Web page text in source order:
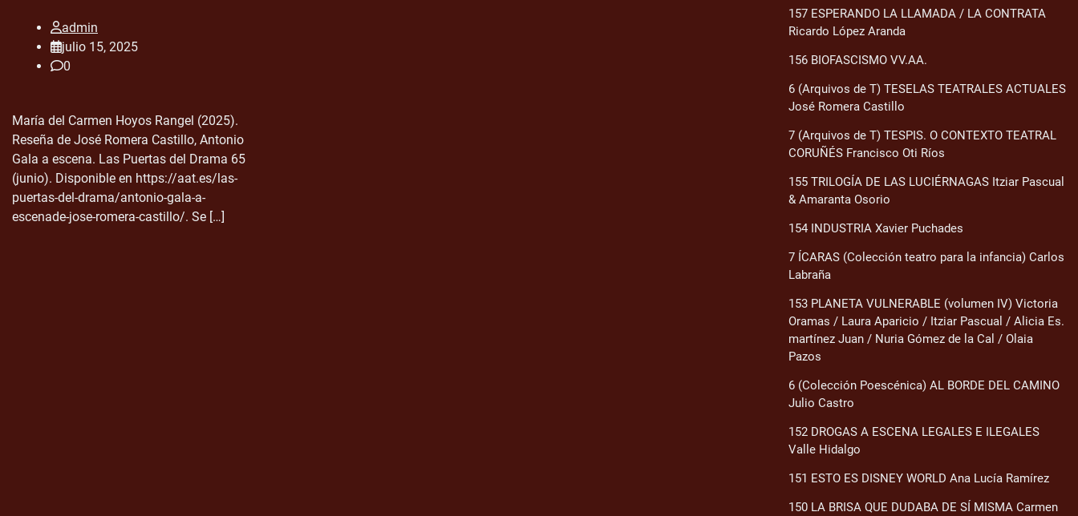
admin
julio 15, 2025
0
María del Carmen Hoyos Rangel (2025).
Reseña de José Romera Castillo, Antonio
Gala a escena. Las Puertas del Drama 65
(junio). Disponible en https://aat.es/las-
puertas-del-drama/antonio-gala-a-
escenade-jose-romera-castillo/. Se […]
157 ESPERANDO LA LLAMADA / LA CONTRATA
Ricardo López Aranda
156 BIOFASCISMO VV.AA.
6 (Arquivos de T) TESELAS TEATRALES ACTUALES
José Romera Castillo
7 (Arquivos de T) TESPIS. O CONTEXTO TEATRAL
CORUÑÉS Francisco Oti Ríos
155 TRILOGÍA DE LAS LUCIÉRNAGAS Itziar Pascual
& Amaranta Osorio
154 INDUSTRIA Xavier Puchades
7 ÍCARAS (Colección teatro para la infancia) Carlos
Labraña
153 PLANETA VULNERABLE (volumen IV) Victoria
Oramas / Laura Aparicio / Itziar Pascual / Alicia Es.
martínez Juan / Nuria Gómez de la Cal / Olaia
Pazos
6 (Colección Poescénica) AL BORDE DEL CAMINO
Julio Castro
152 DROGAS A ESCENA LEGALES E ILEGALES
Valle Hidalgo
151 ESTO ES DISNEY WORLD Ana Lucía Ramírez
150 LA BRISA QUE DUDABA DE SÍ MISMA Carmen